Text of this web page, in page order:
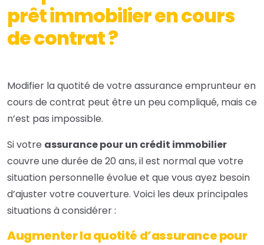
prêt immobilier en cours
de contrat ?
Modifier la quotité de votre assurance emprunteur en
cours de contrat peut être un peu compliqué, mais ce
n’est pas impossible.
Si votre assurance pour un crédit immobilier
couvre une durée de 20 ans, il est normal que votre
situation personnelle évolue et que vous ayez besoin
d’ajuster votre couverture. Voici les deux principales
situations à considérer :
Augmenter laquotité d’assurancepour